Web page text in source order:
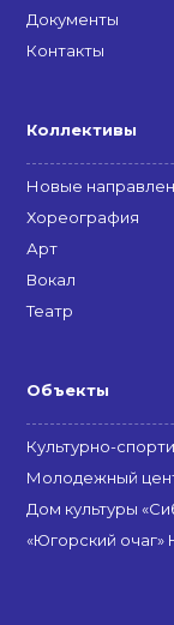
Документы
Контакты
Коллективы
Новые
Хореография
Арт
Вокал
Театр
Объекты
Культурно-
Молодежный
Дом культуры
«Югорский